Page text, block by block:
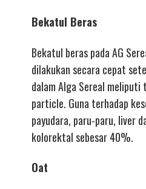
Bekatul Beras
Bekatul beras pada AG
dilakukan secara cepat
dalam Alga Sereal
particle. Guna terhadap
payudara, paru-paru, liver
kolorektal sebesar 40%.
Oat